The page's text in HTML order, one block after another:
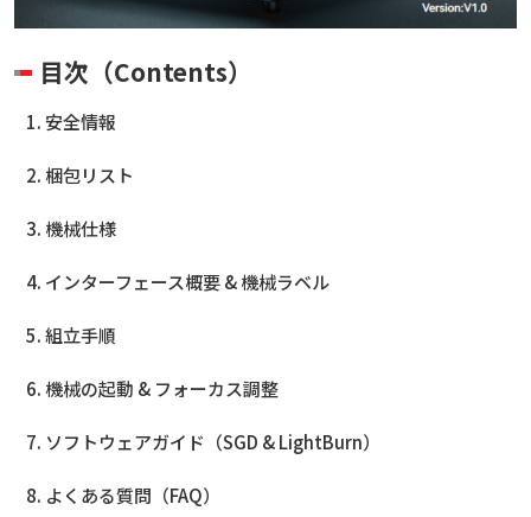
目次（Contents）
安全情報
梱包リスト
機械仕様
インターフェース概要 & 機械ラベル
組立手順
機械の起動 & フォーカス調整
ソフトウェアガイド（SGD & LightBurn）
よくある質問（FAQ）